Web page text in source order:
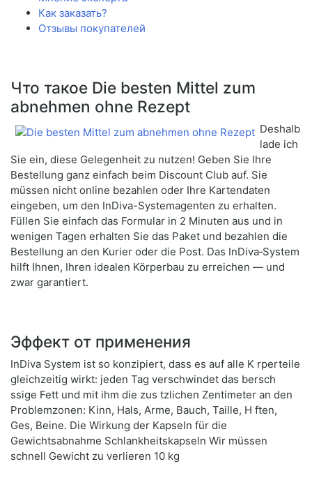
Как заказать?
Отзывы покупателей
Что такое Die besten Mittel zum
abnehmen ohne Rezept
Deshalb
lade ich
Sie ein, diese Gelegenheit zu nutzen! Geben Sie Ihre
Bestellung ganz einfach beim Discount Club auf. Sie
müssen nicht online bezahlen oder Ihre Kartendaten
eingeben, um den InDiva-Systemagenten zu erhalten.
Füllen Sie einfach das Formular in 2 Minuten aus und in
wenigen Tagen erhalten Sie das Paket und bezahlen die
Bestellung an den Kurier oder die Post. Das InDiva‑System
hilft Ihnen, Ihren idealen Körperbau zu erreichen — und
zwar garantiert.
Эффект от применения
InDiva System ist so konzipiert, dass es auf alle K rperteile
gleichzeitig wirkt: jeden Tag verschwindet das bersch
ssige Fett und mit ihm die zus tzlichen Zentimeter an den
Problemzonen: Kinn, Hals, Arme, Bauch, Taille, H ften,
Ges, Beine. Die Wirkung der Kapseln für die
Gewichtsabnahme Schlankheitskapseln Wir müssen
schnell Gewicht zu verlieren 10 kg